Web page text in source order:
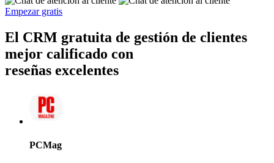
Empezar gratis
El CRM gratuita de gestión de clientes
mejor calificado con
reseñas excelentes
PCMag